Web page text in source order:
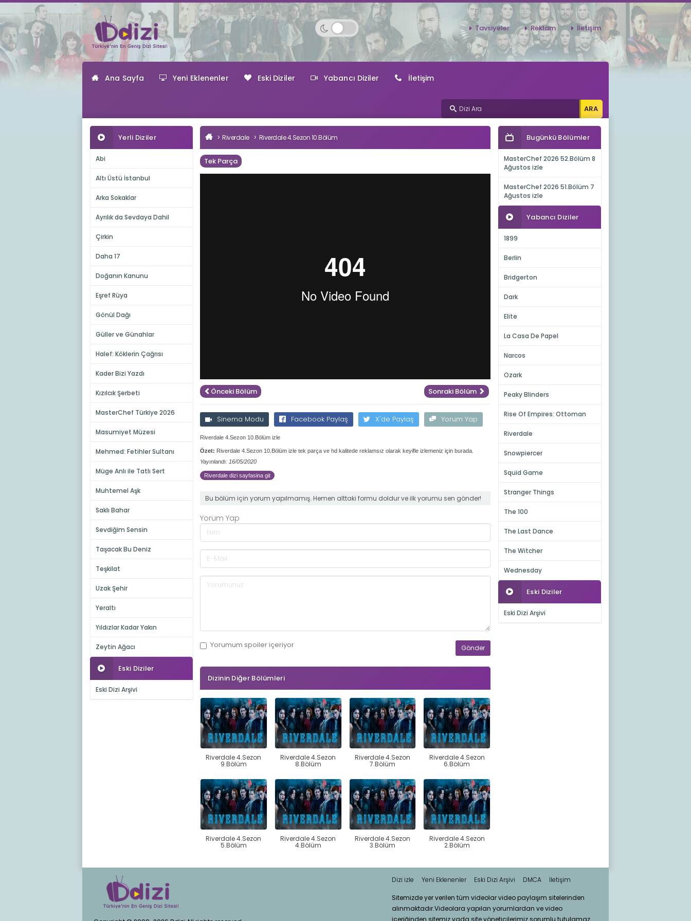
Tavsiyeler Reklam İletişim
Ana Sayfa Yeni Eklenenler Eski Diziler Yabancı Diziler İletişim
Yerli Diziler
Abi
Altı Üstü İstanbul
Arka Sokaklar
Ayrılık da Sevdaya Dahil
Çirkin
Daha 17
Doğanın Kanunu
Eşref Rüya
Gönül Dağı
Güller ve Günahlar
Halef: Köklerin Çağrısı
Kader Bizi Yazdı
Kızılcık Şerbeti
MasterChef Türkiye 2026
Masumiyet Müzesi
Mehmed: Fetihler Sultanı
Müge Anlı ile Tatlı Sert
Muhtemel Aşk
Saklı Bahar
Sevdiğim Sensin
Taşacak Bu Deniz
Teşkilat
Uzak Şehir
Yeraltı
Yıldızlar Kadar Yakın
Zeytin Ağacı
Eski Diziler
Eski Dizi Arşivi
Riverdale Riverdale 4.Sezon 10.Bölüm
Tek Parça
Önceki Bölüm Sonraki Bölüm
Sinema Modu Facebook Paylaş X'de Paylaş Yorum Yap
Riverdale 4.Sezon 10.Bölüm izle
Özet: Riverdale 4.Sezon 10.Bölüm izle tek parça ve hd kalitede reklamsız olarak keyifle izlemeniz için burada.
Yayınlandı: 16/05/2020
Riverdale dizi sayfasina git
Bu bölüm için yorum yapılmamış. Hemen alttaki formu doldur ve ilk yorumu sen gönder!
Yorum Yap
Yorumum spoileriçeriyor
Dizinin Diğer Bölümleri
Riverdale 4.Sezon
9.Bölüm
Riverdale 4.Sezon
8.Bölüm
Riverdale 4.Sezon
7.Bölüm
Riverdale 4.Sezon
6.Bölüm
Riverdale 4.Sezon
5.Bölüm
Riverdale 4.Sezon
4.Bölüm
Riverdale 4.Sezon
3.Bölüm
Riverdale 4.Sezon
2.Bölüm
Bugünkü Bölümler
MasterChef 2026 52.Bölüm 8
Ağustos izle
MasterChef 2026 51.Bölüm 7
Ağustos izle
Yabancı Diziler
1899
Berlin
Bridgerton
Dark
Elite
La Casa De Papel
Narcos
Ozark
Peaky Blinders
Rise Of Empires: Ottoman
Riverdale
Snowpiercer
Squid Game
Stranger Things
The 100
The Last Dance
The Witcher
Wednesday
Eski Diziler
Eski Dizi Arşivi
Dizi izle Yeni Eklenenler Eski Dizi Arşivi DMCA İletişim
Sitemizde yer verilen tüm videolar video paylaşım sitelerinden
alınmaktadır.Videolara yapılan yorumlardan ve video